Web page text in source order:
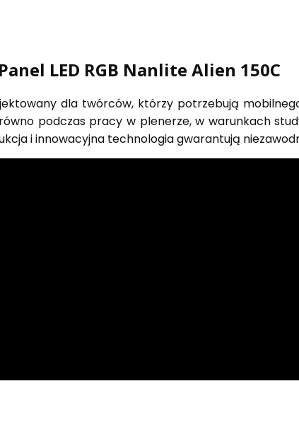
Panel LED RGB Nanlite Alien 150C
dla twórców, którzy potrzebują
podczas pracy w plenerze, w warunkach
i innowacyjna technologia gwarantują